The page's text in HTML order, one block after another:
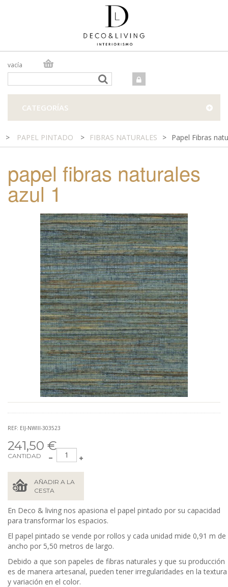
vacía
TIENDA FÍSICA
CATEGORÍAS
> PAPEL PINTADO > FIBRAS NATURALES > Papel Fibras
papel fibras naturales
azul 1
REF: EIJ-NWIII-303523
241,50 €
CANTIDAD
AÑADIR A LA
CESTA
En Deco & living nos apasiona el papel pintado por su capacidad
para transformar los espacios.
El papel pintado se vende por rollos y cada unidad mide 0,91 m de
ancho por 5,50 metros de largo.
Debido a que son papeles de fibras naturales y que su producción
es de manera artesanal, pueden tener irregularidades en la textura
y variación en el color.